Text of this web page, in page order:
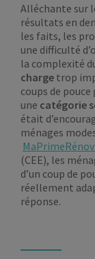
Alléchante sur
résultats en
les faits, les
une difficulté
la complexité
charge trop
coups de
une catégorie
était
ménages
(CEE), les
d’un coup de
réellement
réponse.